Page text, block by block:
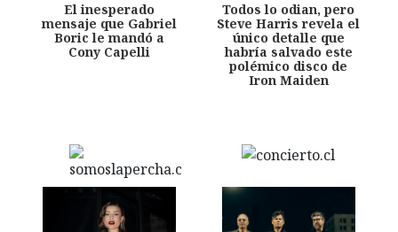
El inesperado
mensaje que Gabriel
Boric le mandó a
Cony Capelli
Todos lo odian, pero
Steve Harris revela el
único detalle que
habría salvado este
polémico disco de
Iron Maiden